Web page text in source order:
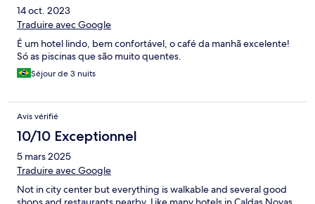
14 oct. 2023
Traduire avec Google
É um hotel lindo, bem confortável, o café da manhã excelente!
Só as piscinas que são muito quentes.
Séjour de 3 nuits
Avis vérifié
10/10 Exceptionnel
5 mars 2025
Traduire avec Google
Not in city center but everything is walkable and several good